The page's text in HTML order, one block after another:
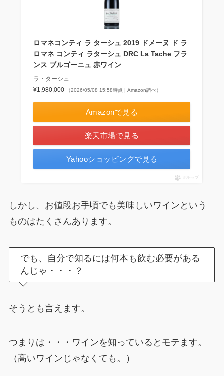
ロマネコンティ ラ ターシュ 2019 ドメーヌ ド ラ
ロマネ コンティ ラターシュ DRC La Tache フラ
ンス ブルゴーニュ 赤ワイン
ラ・ターシュ
¥1,980,000
（2026/05/08 15:58時点 | Amazon調べ）
Amazonで見る
楽天市場で見る
Yahooショッピングで見る
ポチップ
しかし、お値段お手頃でも美味しいワインという
ものはたくさんあります。
でも、自分で知るには何本も飲む必要がある
んじゃ・・・？
そうとも言えます。
つまりは・・・ワインを知っているとモテます。
（高いワインじゃなくても。）